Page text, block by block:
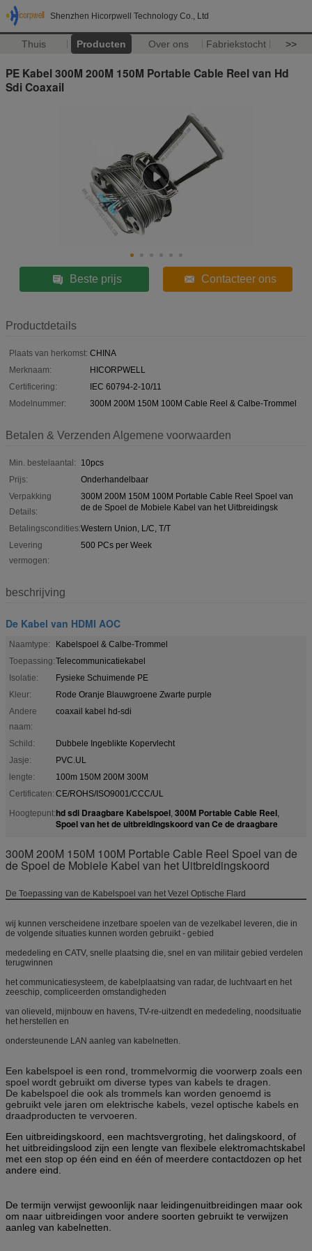
Shenzhen Hicorpwell Technology Co., Ltd
Thuis Producten Over ons Fabriekstocht >>
PE Kabel 300M 200M 150M Portable Cable Reel van Hd
Sdi Coaxail
Beste prijs Contacteer ons
Productdetails
Plaats van herkomst: CHINA
Merknaam:
HICORPWELL
Certificering:
IEC 60794-2-10/11
Modelnummer:
300M 200M 150M 100M Cable Reel & Calbe-Trommel
Betalen & Verzenden Algemene voorwaarden
Min. bestelaantal:
10pcs
Prijs:
Onderhandelbaar
Verpakking
Details:
300M 200M 150M 100M Portable Cable Reel Spoel van
de de Spoel de Mobiele Kabel van het Uitbreidingsk
Betalingscondities:Western Union, L/C, T/T
Levering
vermogen:
500 PCs per Week
beschrijving
De Kabel van HDMI AOC
Naamtype:
Kabelspoel & Calbe-Trommel
Toepassing:Telecommunicatiekabel
Isolatie:
Fysieke Schuimende PE
Kleur:
Rode Oranje Blauwgroene Zwarte purple
Andere
naam:
coaxail kabel hd-sdi
Schild:
Dubbele Ingeblikte Kopervlecht
Jasje:
PVC.UL
lengte:
100m 150M 200M 300M
Certificaten: CE/ROHS/ISO9001/CCC/UL
Hoogtepunt:hd sdi Draagbare Kabelspoel, 300M Portable Cable Reel,
Spoel van het de uitbreidingskoord van Ce de draagbare
300M 200M 150M 100M Portable Cable Reel Spoel van de
de Spoel de Mobiele Kabel van het Uitbreidingskoord
De Toepassing van de Kabelspoel van het Vezel Optische Flard
wij kunnen verscheidene inzetbare spoelen van de vezelkabel leveren, die in
de volgende situaties kunnen worden gebruikt - gebied
mededeling en CATV, snelle plaatsing die, snel en van militair gebied verdelen
terugwinnen
het communicatiesysteem, de kabelplaatsing van radar, de luchtvaart en het
zeeschip, compliceerden omstandigheden
van olieveld, mijnbouw en havens, TV-re-uitzendt en mededeling, noodsituatie
het herstellen en
ondersteunende LAN aanleg van kabelnetten.
Een kabelspoel is een rond, trommelvormig die voorwerp zoals een
spoel wordt gebruikt om diverse types van kabels te dragen.
De kabelspoel die ook als trommels kan worden genoemd is
gebruikt vele jaren om elektrische kabels, vezel optische kabels en
draadproducten te vervoeren.
Een uitbreidingskoord, een machtsvergroting , het dalingskoord, of
het uitbreidingslood zijn een lengte van flexibele elektromachtskabel
met een stop op één eind en één of meerdere contactdozen op het
andere eind.
De termijn verwijst gewoonlijk naar leidingenuitbreidingen maar ook
om naar uitbreidingen voor andere soorten gebruikt te verwijzen
aanleg van kabelnetten.